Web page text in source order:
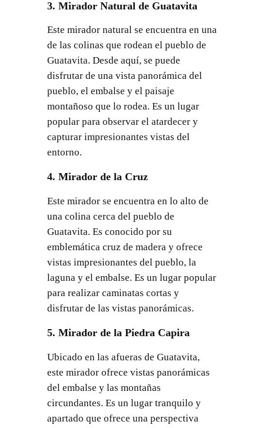
3. Mirador Natural de Guatavita
Este mirador natural se encuentra en una
de las colinas que rodean el pueblo de
Guatavita. Desde aquí, se puede
disfrutar de una vista panorámica del
pueblo, el embalse y el paisaje
montañoso que lo rodea. Es un lugar
popular para observar el atardecer y
capturar impresionantes vistas del
entorno.
4. Mirador de la Cruz
Este mirador se encuentra en lo alto de
una colina cerca del pueblo de
Guatavita. Es conocido por su
emblemática cruz de madera y ofrece
vistas impresionantes del pueblo, la
laguna y el embalse. Es un lugar popular
para realizar caminatas cortas y
disfrutar de las vistas panorámicas.
5. Mirador de la Piedra Capira
Ubicado en las afueras de Guatavita,
este mirador ofrece vistas panorámicas
del embalse y las montañas
circundantes. Es un lugar tranquilo y
apartado que ofrece una perspectiva